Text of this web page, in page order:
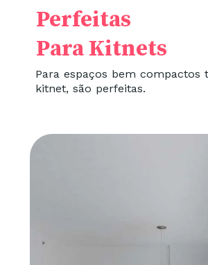
Para espaços bem compactos
kitnet, são perfeitas.
Perfeitas
Para Kitnets